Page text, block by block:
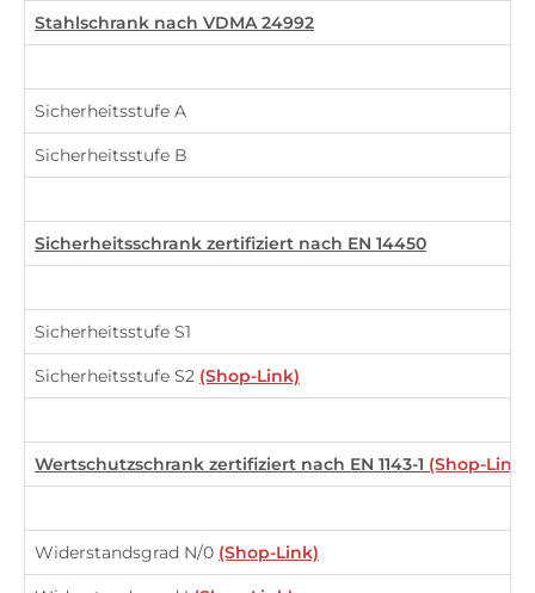
Stahlschrank nach VDMA 24992
Sicherheitsstufe A
Sicherheitsstufe B
Sicherheitsschrank zertifiziert nach EN 14450
Sicherheitsstufe S1
Sicherheitsstufe S2 (Shop-Link)
Wertschutzschrank zertifiziert nach EN 1143-1 (Shop-Link)
Widerstandsgrad N/0 (Shop-Link)